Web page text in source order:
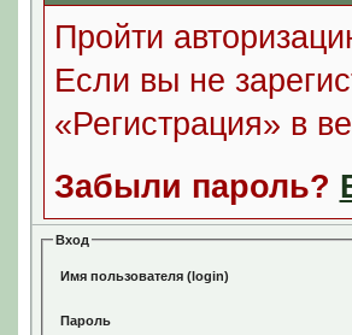
Пройти
Если вы не
«Регистрация» в
Забыли пароль?
Вход
Имя пользователя (login)
Пароль